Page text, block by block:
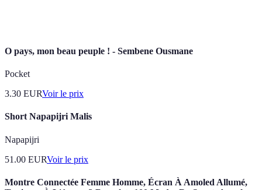
O pays, mon beau peuple ! - Sembene Ousmane
Pocket
3.30 EURVoir le prix
Short Napapijri Malis
Napapijri
51.00 EURVoir le prix
Montre Connectée Femme Homme, Écran À Amoled Allumé,